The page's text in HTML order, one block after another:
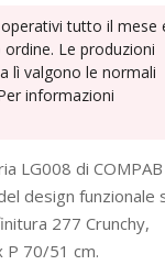
tutto il mese
Le produzioni
lì valgono le normali
informazioni
LG008 di COMPAB
design funzionale
277 Crunchy,
P 70/51 cm.